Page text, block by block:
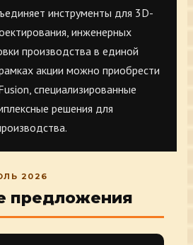
инструменты для 3D-
инженерных
производства в единой
акции можно приобрести
специализированные
решения для
2026
предложения